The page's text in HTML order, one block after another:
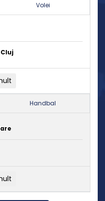
Volei
Handbal